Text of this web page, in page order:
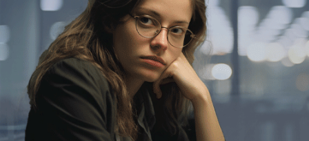
сегодня в 09:52